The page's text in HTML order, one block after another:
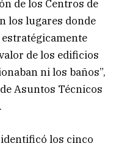
de los Centros de
los lugares donde
de los edificios
ni los baños”,
Asuntos Técnicos
los cinco